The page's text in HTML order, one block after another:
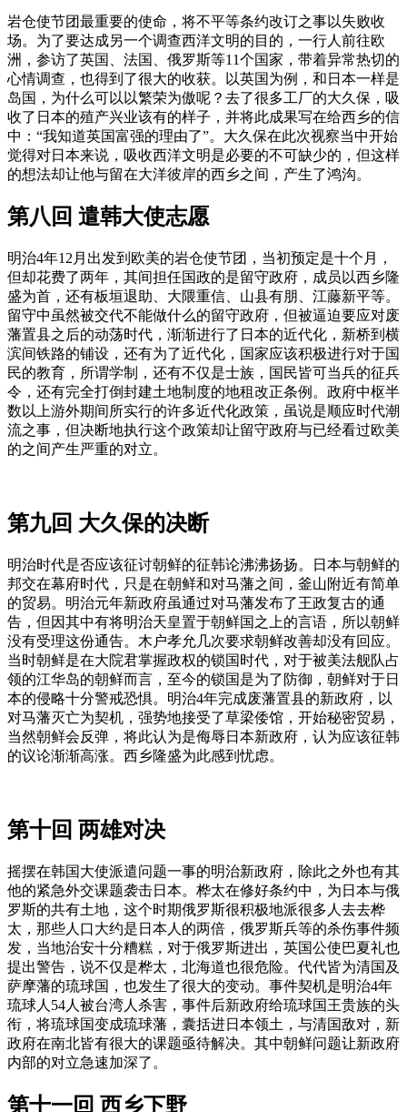
岩仓使节团最重要的使命，将不平等条约改订之事以失败收
场。为了要达成另一个调查西洋文明的目的，一行人前往欧
洲，参访了英国、法国、俄罗斯等11个国家，带着异常热切的
心情调查，也得到了很大的收获。以英国为例，和日本一样是
岛国，为什么可以以繁荣为傲呢？去了很多工厂的大久保，吸
收了日本的殖产兴业该有的样子，并将此成果写在给西乡的信
中：“我知道英国富强的理由了”。大久保在此次视察当中开始
觉得对日本来说，吸收西洋文明是必要的不可缺少的，但这样
的想法却让他与留在大洋彼岸的西乡之间，产生了鸿沟。
第八回 遣韩大使志愿
明治4年12月出发到欧美的岩仓使节团，当初预定是十个月，
但却花费了两年，其间担任国政的是留守政府，成员以西乡隆
盛为首，还有板垣退助、大隈重信、山县有朋、江藤新平等。
留守中虽然被交代不能做什么的留守政府，但被逼迫要应对废
藩置县之后的动荡时代，渐渐进行了日本的近代化，新桥到横
滨间铁路的铺设，还有为了近代化，国家应该积极进行对于国
民的教育，所谓学制，还有不仅是士族，国民皆可当兵的征兵
令，还有完全打倒封建土地制度的地租改正条例。政府中枢半
数以上游外期间所实行的许多近代化政策，虽说是顺应时代潮
流之事，但决断地执行这个政策却让留守政府与已经看过欧美
的之间产生严重的对立。
第九回 大久保的决断
明治时代是否应该征讨朝鲜的征韩论沸沸扬扬。日本与朝鲜的
邦交在幕府时代，只是在朝鲜和对马藩之间，釜山附近有简单
的贸易。明治元年新政府虽通过对马藩发布了王政复古的通
告，但因其中有将明治天皇置于朝鲜国之上的言语，所以朝鲜
没有受理这份通告。木户孝允几次要求朝鲜改善却没有回应。
当时朝鲜是在大院君掌握政权的锁国时代，对于被美法舰队占
领的江华岛的朝鲜而言，至今的锁国是为了防御，朝鲜对于日
本的侵略十分警戒恐惧。明治4年完成废藩置县的新政府，以
对马藩灭亡为契机，强势地接受了草梁倭馆，开始秘密贸易，
当然朝鲜会反弹，将此认为是侮辱日本新政府，认为应该征韩
的议论渐渐高涨。西乡隆盛为此感到忧虑。
第十回 两雄对决
摇摆在韩国大使派遣问题一事的明治新政府，除此之外也有其
他的紧急外交课题袭击日本。桦太在修好条约中，为日本与俄
罗斯的共有土地，这个时期俄罗斯很积极地派很多人去去桦
太，那些人口大约是日本人的两倍，俄罗斯兵等的杀伤事件频
发，当地治安十分糟糕，对于俄罗斯进出，英国公使巴夏礼也
提出警告，说不仅是桦太，北海道也很危险。代代皆为清国及
萨摩藩的琉球国，也发生了很大的变动。事件契机是明治4年
琉球人54人被台湾人杀害，事件后新政府给琉球国王贵族的头
衔，将琉球国变成琉球藩，囊括进日本领土，与清国敌对，新
政府在南北皆有很大的课题亟待解决。其中朝鲜问题让新政府
内部的对立急速加深了。
第十一回 西乡下野